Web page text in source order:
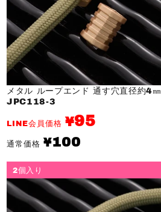
メタル ループエンド 通す穴直径約4㎜
JPC118-3
LINE会員価格 ¥95
通常価格
通
常
¥100
2個入り